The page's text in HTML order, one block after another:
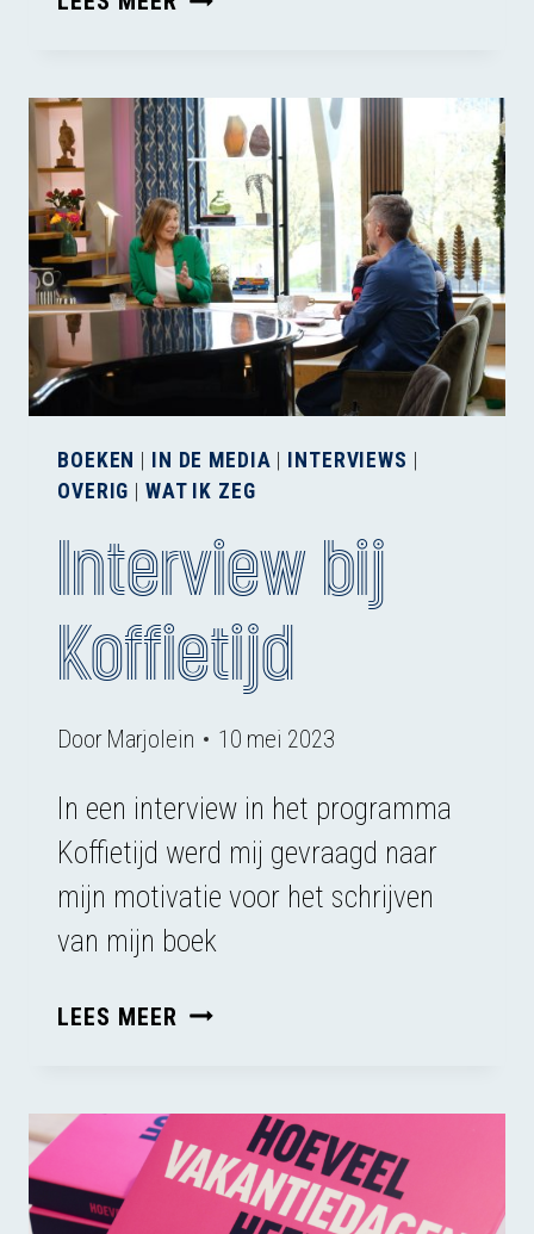
VAKANTIE
VIEREN?
BOEKEN IN DE MEDIA INTERVIEWS
OVERIG
WAT IK ZEG
Interview bij
Koffietijd
Door Marjolein 10 mei 2023
In een interview in het programma
Koffietijd werd mij gevraagd naar
mijn motivatie voor het schrijven
van mijn boek
LEES MEER INTERVIEW